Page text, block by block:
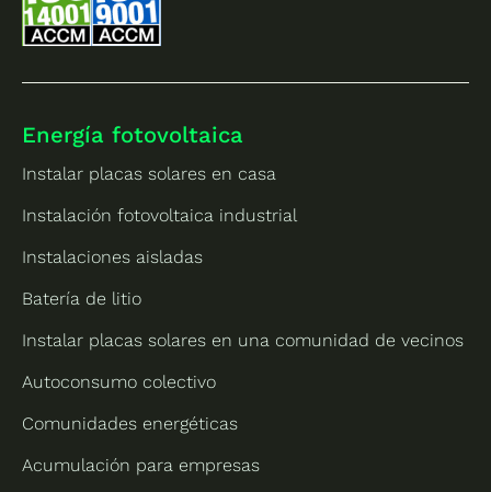
Energía fotovoltaica
Instalar placas solares en casa
Instalación fotovoltaica industrial
Instalaciones aisladas
Batería de litio
Instalar placas solares en una comunidad de vecinos
Autoconsumo colectivo
Comunidades energéticas
Acumulación para empresas